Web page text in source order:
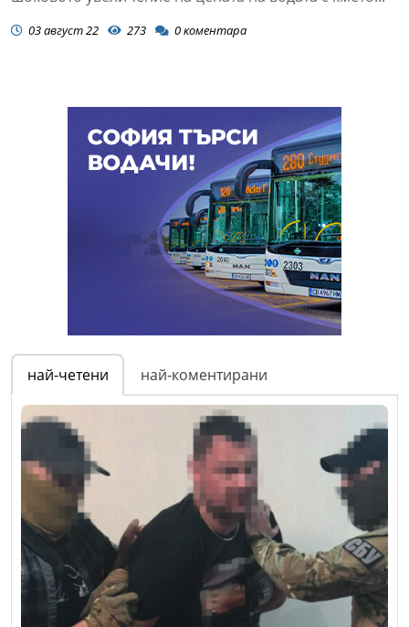
03 август 22 273 0коментара
най-четени най-коментирани